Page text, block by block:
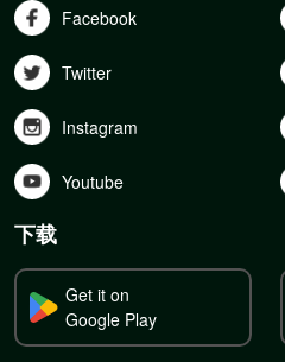
Facebook
Twitter
Instagram
Youtube
下载
Get it on
Google Play